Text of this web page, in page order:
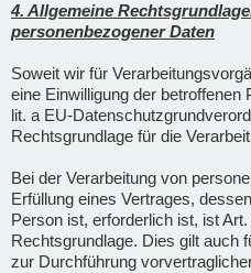
4. Allgemeine
personenbezogener Daten
Soweit wir für
eine Einwilligung der betroffenen
lit. a EU-
Rechtsgrundlage für die
Bei der Verarbeitung von
Erfüllung eines Vertrages,
Person ist, erforderlich ist, ist
Rechtsgrundlage. Dies gilt auch
zur Durchführung